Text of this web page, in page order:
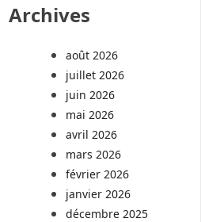
Archives
août 2026
juillet 2026
juin 2026
mai 2026
avril 2026
mars 2026
février 2026
janvier 2026
décembre 2025